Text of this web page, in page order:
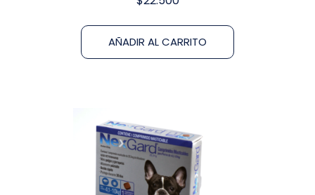
AÑADIR AL CARRITO